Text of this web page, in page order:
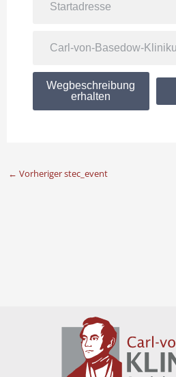
Wegbeschreibung
erhalten
← Vorheriger stec_event